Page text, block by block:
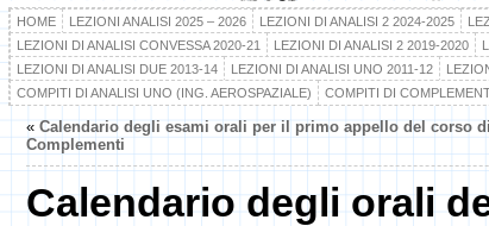
HOME LEZIONI ANALISI 2025 – 2026 LEZIONI DI ANALISI 2 2024-2025
LEZIONI DI ANALISI CONVESSA 2020-21
LEZIONI DI ANALISI 2 2019-2020
LEZIONI DI ANALISI DUE 2013-14
LEZIONI DI ANALISI UNO 2011-12
COMPITI DI ANALISI UNO (ING. AEROSPAZIALE)
COMPITI DI
« Calendario degli esami orali per il primo appello del corso
Complementi
Calendario degli orali